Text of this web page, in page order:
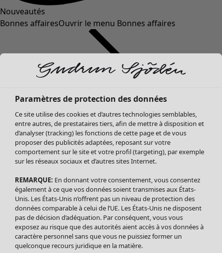
Nouveautés
Bonnes affairesOuvrir le menu Bonnes affaires
Soldes Vêtements
Tous les vêtements
Robes
Tuniques
Blouses
Tops
Gilets
Pantalon
Jupes
Paramètres de protection des données
Ce site utilise des cookies et d’autres technologies semblables,
entre autres, de prestataires tiers, afin de mettre à disposition et
d’analyser (tracking) les fonctions de cette page et de vous
proposer des publicités adaptées, reposant sur votre
comportement sur le site et votre profil (targeting), par exemple
sur les réseaux sociaux et d’autres sites Internet.
REMARQUE: En donnant votre consentement, vous consentez
également à ce que vos données soient transmises aux États-
Unis. Les États-Unis n’offrent pas un niveau de protection des
données comparable à celui de l’UE. Les États-Unis ne disposent
pas de décision d’adéquation. Par conséquent, vous vous
exposez au risque que des autorités aient accès à vos données à
caractère personnel sans que vous ne puissiez former un
quelconque recours juridique en la matière.